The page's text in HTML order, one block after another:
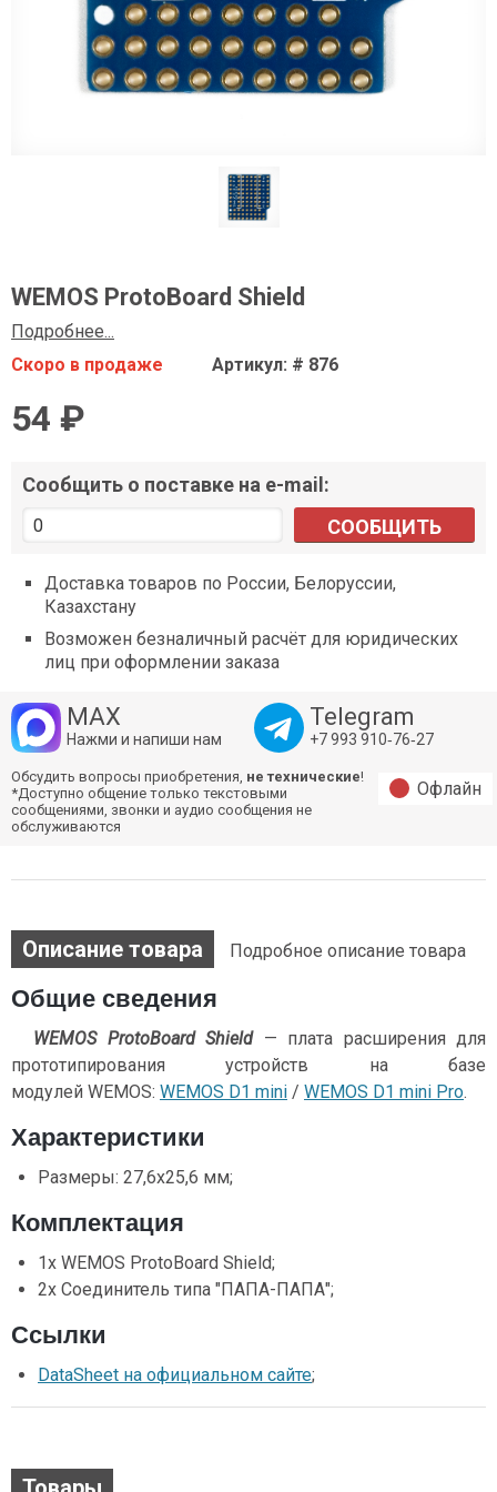
WEMOS ProtoBoard Shield
Подробнее...
Скоро в продаже
Артикул: # 876
54 ₽
Сообщить о поставке на e-mail:
СООБЩИТЬ
Доставка товаров по России, Белоруссии,
Казахстану
Возможен безналичный расчёт для юридических
лиц при оформлении заказа
MAX
Нажми и напиши нам
Telegram
+7 993 910‑76‑27
Обсудить вопросы приобретения, не технические!
*Доступно общение только текстовыми
сообщениями, звонки и аудио сообщения не
обслуживаются
Офлайн
Описание товара Подробное описание товара
Общие сведения
WEMOS ProtoBoard Shield— плата расширения для
прототипирования устройств на базе
модулей WEMOS: WEMOS D1 mini / WEMOS D1 mini Pro.
Характеристики
Размеры: 27,6x25,6 мм;
Комплектация
1х WEMOS ProtoBoard Shield;
2х Соединитель типа "ПАПА-ПАПА";
Ссылки
DataSheet на официальном сайте;